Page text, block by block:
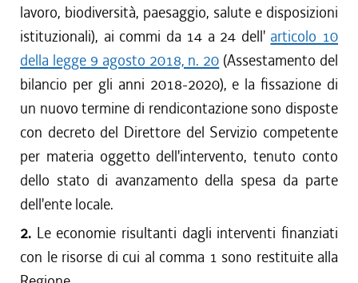
lavoro, biodiversità, paesaggio, salute e disposizioni
istituzionali), ai commi da 14 a 24 dell' articolo 10
della legge 9 agosto 2018, n. 20 (Assestamento del
bilancio per gli anni 2018-2020), e la fissazione di
un nuovo termine di rendicontazione sono disposte
con decreto del Direttore del Servizio competente
per materia oggetto dell'intervento, tenuto conto
dello stato di avanzamento della spesa da parte
dell'ente locale.
2. Le economie risultanti dagli interventi finanziati
con le risorse di cui al comma 1 sono restituite alla